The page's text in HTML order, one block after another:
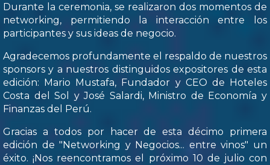
Durante la ceremonia, se realizaron dos momentos de
networking, permitiendo la interacción entre los
participantes y sus ideas de negocio.
Agradecemos profundamente el respaldo de nuestros
sponsors y a nuestros distinguidos expositores de esta
edición: Mario Mustafa, Fundador y CEO de Hoteles
Costa del Sol y José Salardi, Ministro de Economía y
Finanzas del Perú.
Gracias a todos por hacer de esta décimo primera
edición de "Networking y Negocios... entre vinos" un
éxito. ¡Nos reencontramos el próximo 10 de julio con